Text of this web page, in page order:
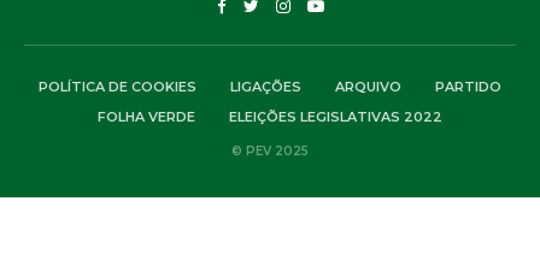
POLÍTICA DE COOKIES LIGAÇÕES ARQUIVO
PARTIDO
FOLHA VERDE
ELEIÇÕES LEGISLATIVAS 2022
© PEV 2025